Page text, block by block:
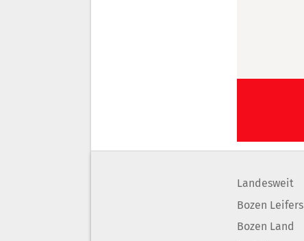
Landesweit
Bozen Leifers
Bozen Land